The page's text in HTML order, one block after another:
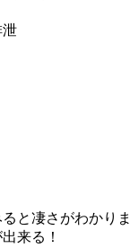
泄
と凄さがわかりま
来る！